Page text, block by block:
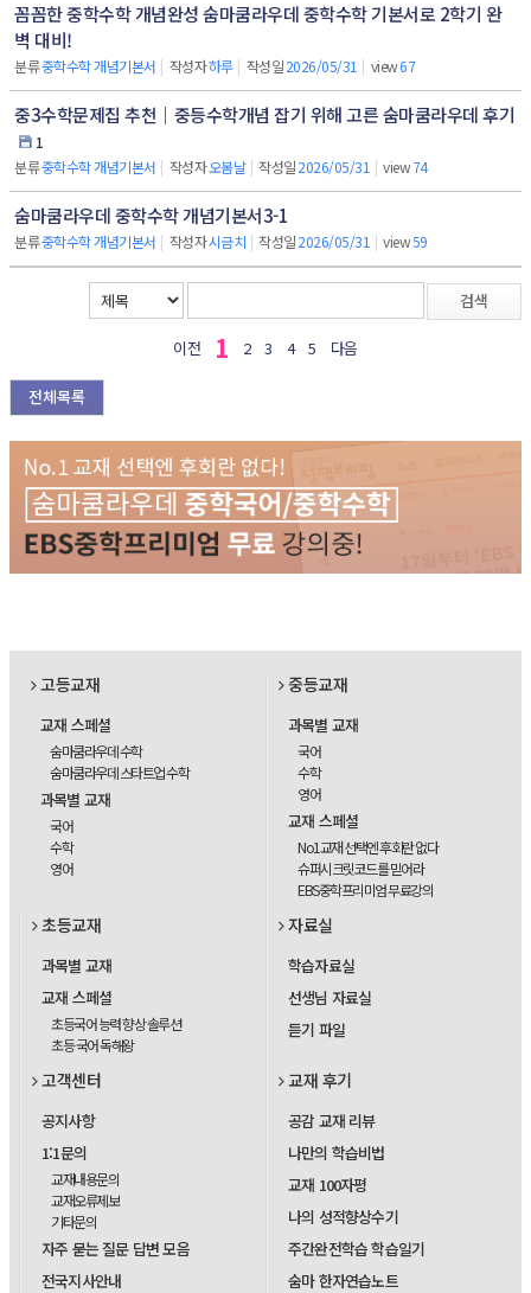
꼼꼼한 중학수학 개념완성 숨마쿰라우데 중학수학 기본서로 2학기 완
벽 대비!
분류중학수학 개념기본서 | 작성자하루 | 작성일2026/05/31 | view67
중3수학문제집 추천｜중등수학개념 잡기 위해 고른 숨마쿰라우데 후기
1
분류중학수학 개념기본서 | 작성자오봄날 | 작성일2026/05/31 | view74
숨마쿰라우데 중학수학 개념기본서3-1
분류중학수학 개념기본서 | 작성자시금치 | 작성일2026/05/31 | view59
검색
이전 1 2 3 4 5 다음
전체목록
고등교재
교재 스페셜
숨마쿰라우데 수학
숨마쿰라우데 스타트업 수학
과목별 교재
국어
수학
영어
중등교재
과목별 교재
국어
수학
영어
교재 스페셜
No1교재 선택엔 후회란 없다
슈퍼시크릿코드를 믿어라
EBS중학프리미엄 무료강의
초등교재
과목별 교재
교재 스페셜
초등국어 능력 향상 솔루션
초등 국어 독해왕
자료실
학습자료실
선생님 자료실
듣기 파일
고객센터
공지사항
1:1문의
교재내용문의
교재오류제보
기타문의
자주 묻는 질문 답변 모음
전국지사안내
교재 후기
공감 교재 리뷰
나만의 학습비법
교재 100자평
나의 성적향상수기
주간완전학습 학습일기
숨마 한자연습노트